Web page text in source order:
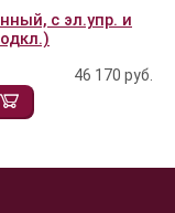
с эл.упр. и
46 170 руб.